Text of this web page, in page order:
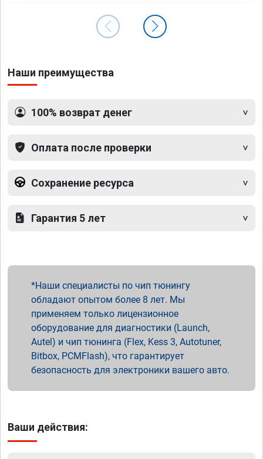
Наши преимущества
100% возврат денег
Оплата после проверки
Сохранение ресурса
Гарантия 5 лет
Наши специалисты по чип тюнингу
обладают опытом более 8 лет. Мы
применяем только лицензионное
оборудование для диагностики (Launch,
Autel) и чип тюнинга (Flex, Kess 3, Autotuner,
Bitbox, PCMFlash), что гарантирует
безопасность для электроники вашего авто.
Ваши действия: